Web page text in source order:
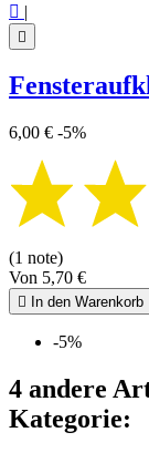
 |

6,00 € -5%
(1 note)
Von 5,70 €
 In den Warenkorb
-5%
4 andere
Kategorie: